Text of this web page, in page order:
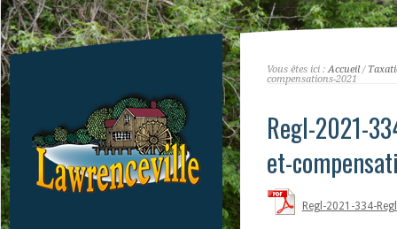
Vous êtes ici :Accueil/
compensations-2021
Regl-2021-
et-
Regl-2021-334-